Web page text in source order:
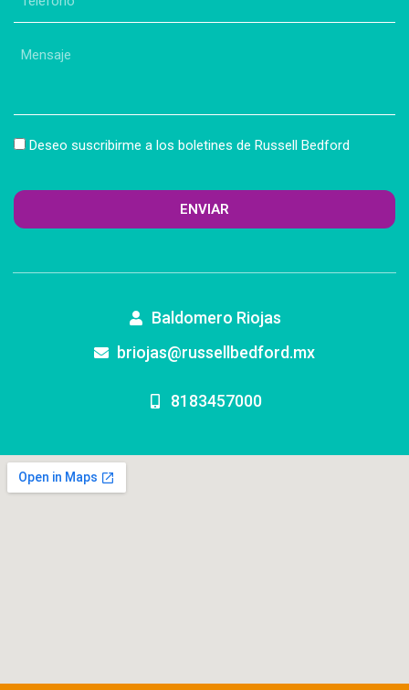
(Obligatorio)
Mensaje
Boletín
Deseo suscribirme a los boletines de Russell Bedford
Baldomero Riojas
briojas@russellbedford.mx
8183457000